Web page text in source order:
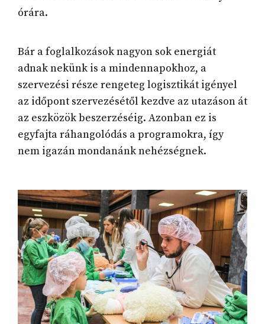
órára.
Bár a foglalkozások nagyon sok energiát
adnak nekünk is a mindennapokhoz, a
szervezési része rengeteg logisztikát igényel
az időpont szervezésétől kezdve az utazáson át
az eszközök beszerzéséig. Azonban ez is
egyfajta ráhangolódás a programokra, így
nem igazán mondanánk nehézségnek.